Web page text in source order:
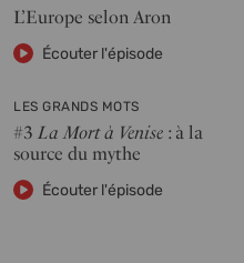
L’Europe selon Aron
Écouter l'épisode
LES GRANDS MOTS
#3 La Mort à Venise : à la
source du mythe
Écouter l'épisode